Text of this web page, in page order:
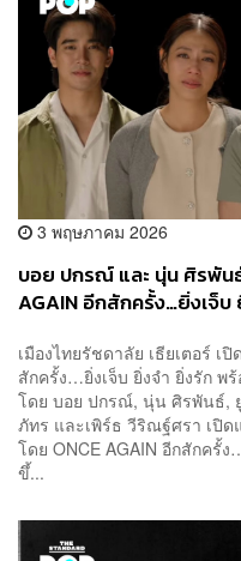
3 พฤษภาคม 2026
บอย ปกรณ์ และ นุ่น ศิรพันธ์
AGAIN อีกสักครั้ง…ยิ่งเจ็บ
เมืองไทยรัชดาลัย เธียเตอร์ เ
สักครั้ง…ยิ่งเจ็บ ยิ่งจำ ยิ่งรัก
โดย บอย ปกรณ์, นุ่น ศิรพันธ์,
ภัทร และเพิร์ธ วีริณฐ์ศรา เปิ
โดย ONCE AGAIN อีกสักครั้ง
ขึ้...